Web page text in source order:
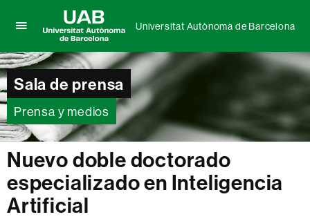
aquí
para
desplegar
el
menú
de
Universitat
de
Barcelona
Universitat
Autònoma
de
Universitat Autònoma de Barcelona
Sala de prensa
Prensa y medios
Nuevo doble doctorado
especializado en Inteligencia
Artificial